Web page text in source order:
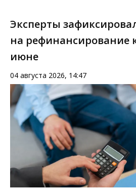
Эксперты
на рефинансирование
июне
04 августа 2026, 14:47